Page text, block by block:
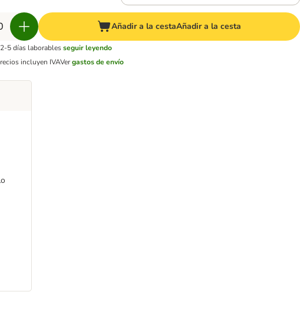
Añadir a la cestaAñadir a la cesta
5 días laborables seguir leyendo
incluyen IVAVergastos de envío